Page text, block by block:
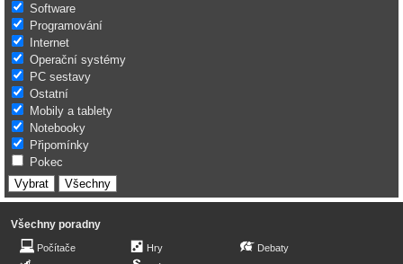
Software
Programování
Internet
Operační systémy
PC sestavy
Ostatní
Mobily a tablety
Notebooky
Připomínky
Pokec
Všechny poradny
Počítače
Hry
Debaty